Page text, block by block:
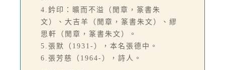
4.鈐印：曠而不溢（閒章，篆書朱
文）、大吉羊（閒章，篆書朱文）、繆
思軒（閒章，篆書朱文）。
5.張默（1931-），本名張德中。
6.張芳慈（1964-），詩人。